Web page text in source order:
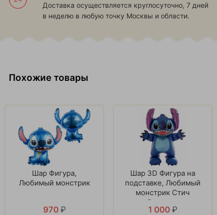
Доставка осуществляется круглосуточно, 7 дней
в неделю в любую точку Москвы и области.
Похожие товары
Шар Фигура,
Любимый монстрик
970 ₽
Шар 3D Фигура на
подставке, Любимый
монстрик Стич
обнимашки
1 000 ₽